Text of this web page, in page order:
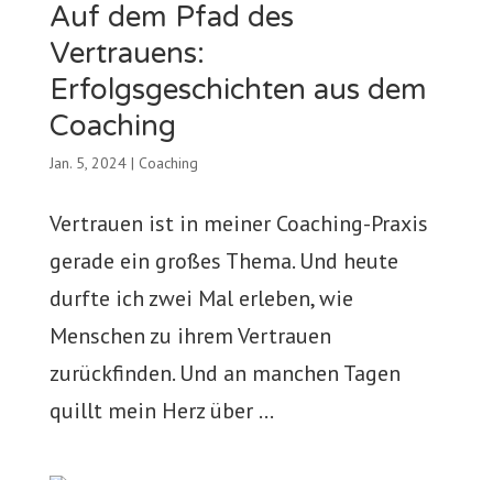
Auf dem Pfad des
Vertrauens:
Erfolgsgeschichten aus dem
Coaching
Jan. 5, 2024| Coaching
Vertrauen ist in meiner Coaching-Praxis
gerade ein großes Thema. Und heute
durfte ich zwei Mal erleben, wie
Menschen zu ihrem Vertrauen
zurückfinden. Und an manchen Tagen
quillt mein Herz über …